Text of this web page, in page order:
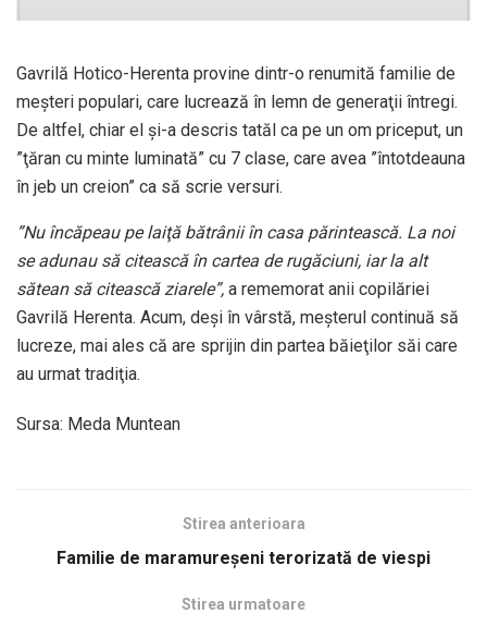
Gavrilă Hotico-Herenta provine dintr-o renumită familie de
meşteri populari, care lucrează în lemn de generaţii întregi.
De altfel, chiar el şi-a descris tatăl ca pe un om priceput, un
”ţăran cu minte luminată” cu 7 clase, care avea ”întotdeauna
în jeb un creion” ca să scrie versuri.
”Nu încăpeau pe laiţă bătrânii în casa părintească. La noi
se adunau să citească în cartea de rugăciuni, iar la alt
sătean să citească ziarele”, a rememorat anii copilăriei
Gavrilă Herenta. Acum, deşi în vârstă, meşterul continuă să
lucreze, mai ales că are sprijin din partea băieţilor săi care
au urmat tradiţia.
Sursa: Meda Muntean
Stirea anterioara
Familie de maramureşeni terorizată de viespi
Stirea urmatoare